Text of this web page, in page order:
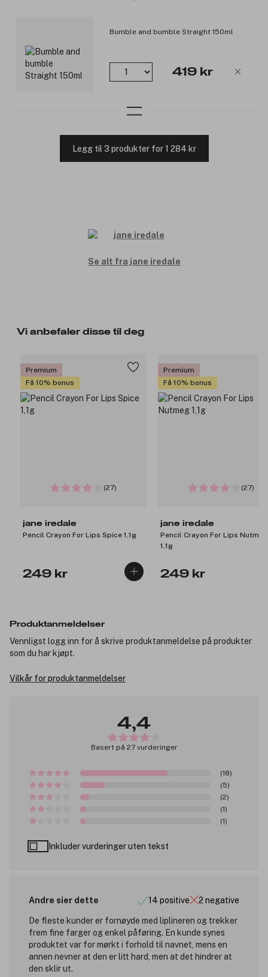
Bumble and bumble Straight 150ml
419 kr
Legg til 3 produkter for 1 284 kr
Se alt fra jane iredale
Vi anbefaler disse til deg
Premium
Få 10% bonus
(27)
jane iredale
Pencil Crayon For Lips Spice 1,1g
249 kr
Premium
Få 10% bonus
(27)
jane iredale
Pencil Crayon For Lips Nutmeg
1,1g
249 kr
Produktanmeldelser
Vennligst logg inn for å skrive produktanmeldelse på produkter
som du har kjøpt.
Vilkår for produktanmeldelser
4,4
Basert på 27 vurderinger
(18)
(5)
(2)
(1)
(1)
Inkluder vurderinger uten tekst
Andre sier dette 14 positive 2 negative
De fleste kunder er fornøyde med liplineren og trekker
frem fine farger og enkel påføring. En kunde synes
produktet var for mørkt i forhold til navnet, mens en
annen nevner at den er litt hard, men at det hindrer at
den sklir ut.